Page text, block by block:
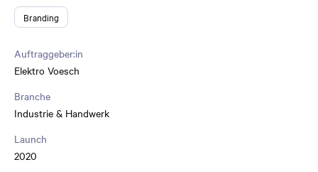
Branding
Auftraggeber:in
Elektro Voesch
Branche
Industrie & Handwerk
Launch
2020